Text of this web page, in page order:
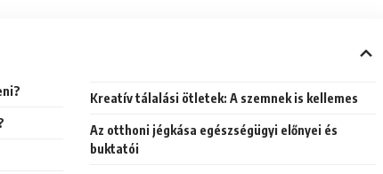
Kreatív tálalási ötletek: A szemnek is kellemes
Az otthoni jégkása egészségügyi előnyei és
buktatói